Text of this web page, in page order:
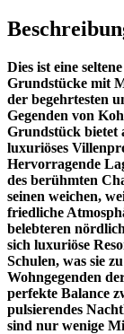
Dies ist eine
Grundstücke mit
der begehrtesten
Gegenden von
Grundstück bietet
luxuriöses
Hervorragende
des berühmten
seinen weichen,
friedliche
belebteren
sich luxuriöse
Schulen, was sie
Wohngegenden
perfekte Balance
pulsierendes
sind nur wenige